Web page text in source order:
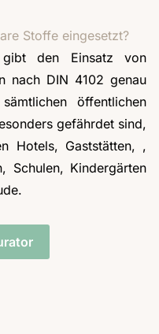
Stoffe eingesetzt?
gibt den Einsatz von
nach DIN 4102 genau
öffentlichen
gefährdet sind,
Hotels, Gaststätten, ,
Schulen, Kindergärten